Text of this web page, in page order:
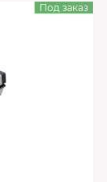
Под заказ